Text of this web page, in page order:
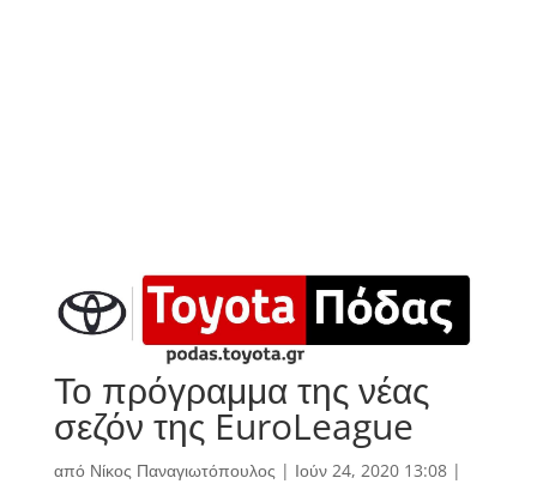
Το πρόγραμμα της νέας
σεζόν της EuroLeague
από Νίκος Παναγιωτόπουλος | Ιούν 24, 2020 13:08|